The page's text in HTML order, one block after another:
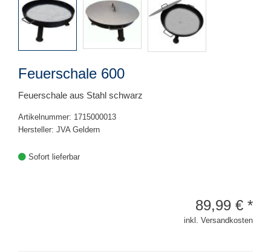
Feuerschale 600
Feuerschale aus Stahl schwarz
Artikelnummer: 1715000013
Hersteller: JVA Geldern
Sofort lieferbar
89,99 € *
inkl. Versandkosten